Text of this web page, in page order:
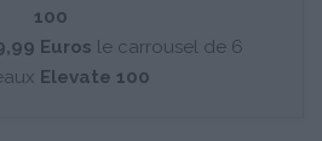
100
Euros le carrousel de 6
Elevate 100